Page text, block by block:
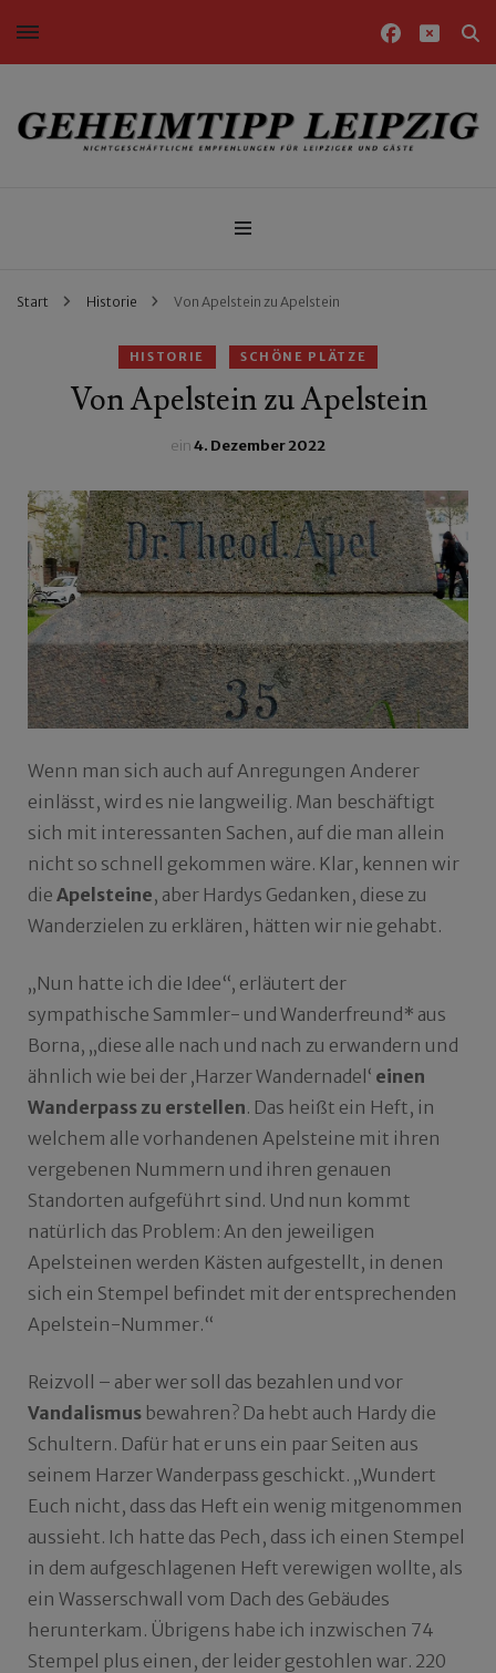
Nichtgeschäftliche Empfehlungen für Leipziger und Gäste
Start Historie Von Apelstein zu Apelstein
HISTORIE SCHÖNE PLÄTZE
Von Apelstein zu Apelstein
ein4. Dezember 2022
Wenn man sich auch auf Anregungen Anderer
einlässt, wird es nie langweilig. Man beschäftigt
sich mit interessanten Sachen, auf die man allein
nicht so schnell gekommen wäre. Klar, kennen wir
die Apelsteine, aber Hardys Gedanken, diese zu
Wanderzielen zu erklären, hätten wir nie gehabt.
„Nun hatte ich die Idee“, erläutert der
sympathische Sammler- und Wanderfreund* aus
Borna, „diese alle nach und nach zu erwandern und
ähnlich wie bei der ‚Harzer Wandernadel‘ einen
Wanderpass zu erstellen. Das heißt ein Heft, in
welchem alle vorhandenen Apelsteine mit ihren
vergebenen Nummern und ihren genauen
Standorten aufgeführt sind. Und nun kommt
natürlich das Problem: An den jeweiligen
Apelsteinen werden Kästen aufgestellt, in denen
sich ein Stempel befindet mit der entsprechenden
Apelstein-Nummer.“
Reizvoll – aber wer soll das bezahlen und vor
Vandalismus bewahren? Da hebt auch Hardy die
Schultern. Dafür hat er uns ein paar Seiten aus
seinem Harzer Wanderpass geschickt. „Wundert
Euch nicht, dass das Heft ein wenig mitgenommen
aussieht. Ich hatte das Pech, dass ich einen Stempel
in dem aufgeschlagenen Heft verewigen wollte, als
ein Wasserschwall vom Dach des Gebäudes
herunterkam. Übrigens habe ich inzwischen 74
Stempel plus einen, der leider gestohlen war. 220